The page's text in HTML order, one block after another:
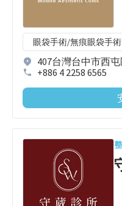
眼袋手術/無痕眼袋手術
407台灣台中市西
+886 4 2258 6565